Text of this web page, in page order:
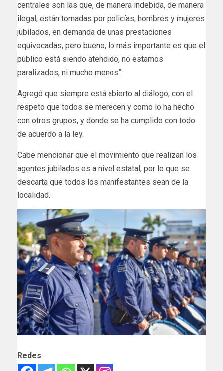
centrales son las que, de manera indebida, de manera
ilegal, están tomadas por policías, hombres y mujeres
jubilados, en demanda de unas prestaciones
equivocadas, pero bueno, lo más importante es que el
público está siendo atendido, no estamos
paralizados, ni mucho menos”.
Agregó que siempre está abierto al diálogo, con el
respeto que todos se merecen y como lo ha hecho
con otros grupos, y donde se ha cumplido con todo
de acuerdo a la ley.
Cabe mencionar que el movimiento que realizan los
agentes jubilados es a nivel estatal, por lo que se
descarta que todos los manifestantes sean de la
localidad.
Redes